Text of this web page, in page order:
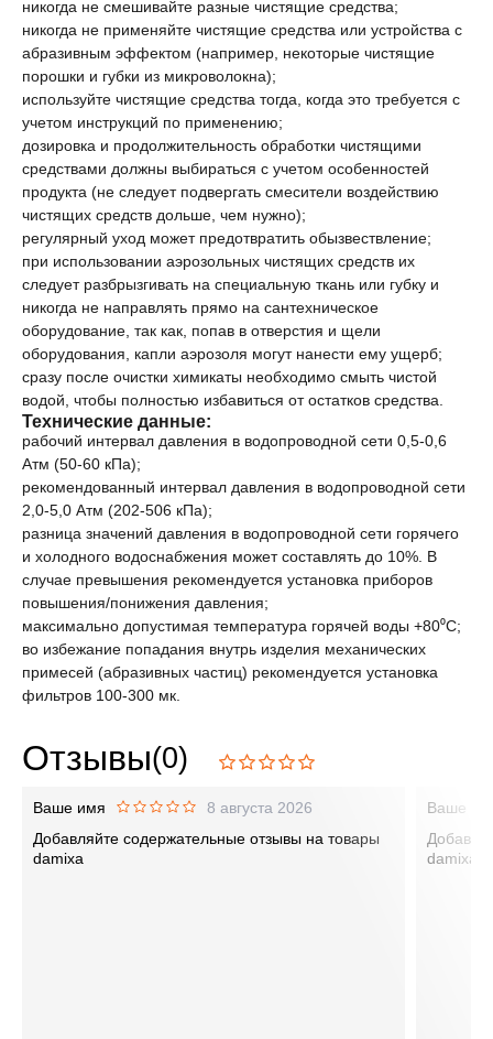
никогда не смешивайте разные чистящие средства;
никогда не применяйте чистящие средства или устройства с
абразивным эффектом (например, некоторые чистящие
порошки и губки из микроволокна);
используйте чистящие средства тогда, когда это требуется с
учетом инструкций по применению;
дозировка и продолжительность обработки чистящими
средствами должны выбираться с учетом особенностей
продукта (не следует подвергать смесители воздействию
чистящих средств дольше, чем нужно);
регулярный уход может предотвратить обызвествление;
при использовании аэрозольных чистящих средств их
следует разбрызгивать на специальную ткань или губку и
никогда не направлять прямо на сантехническое
оборудование, так как, попав в отверстия и щели
оборудования, капли аэрозоля могут нанести ему ущерб;
сразу после очистки химикаты необходимо смыть чистой
водой, чтобы полностью избавиться от остатков средства.
Технические данные:
рабочий интервал давления в водопроводной сети 0,5-0,6
Атм (50-60 кПа);
рекомендованный интервал давления в водопроводной сети
2,0-5,0 Атм (202-506 кПа);
разница значений давления в водопроводной сети горячего
и холодного водоснабжения может составлять до 10%. В
случае превышения рекомендуется установка приборов
повышения/понижения давления;
максимально допустимая температура горячей воды +80⁰С;
во избежание попадания внутрь изделия механических
примесей (абразивных частиц) рекомендуется установка
фильтров 100-300 мк.
Отзывы(0)
Ваше имя
8 августа 2026
Добавляйте содержательные отзывы на товары
damixa
Ваше
damixa